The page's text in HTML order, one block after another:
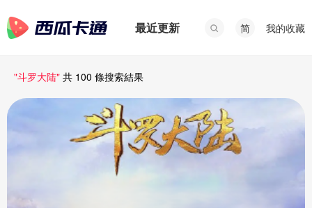
最近更新 简 我的收藏
"斗罗大陆" 共 100 條搜索結果